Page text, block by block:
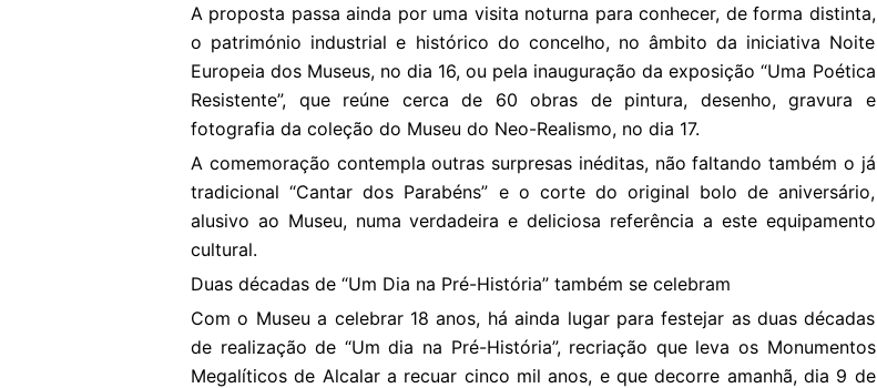
A proposta passa ainda por uma visita noturna para conhecer, de forma distinta,
o património industrial e histórico do concelho, no âmbito da iniciativa Noite
Europeia dos Museus, no dia 16, ou pela inauguração da exposição “Uma Poética
Resistente”, que reúne cerca de 60 obras de pintura, desenho, gravura e
fotografia da coleção do Museu do Neo-Realismo, no dia 17.
A comemoração contempla outras surpresas inéditas, não faltando também o já
tradicional “Cantar dos Parabéns” e o corte do original bolo de aniversário,
alusivo ao Museu, numa verdadeira e deliciosa referência a este equipamento
cultural.
Duas décadas de “Um Dia na Pré-História” também se celebram
Com o Museu a celebrar 18 anos, há ainda lugar para festejar as duas décadas
de realização de “Um dia na Pré-História”, recriação que leva os Monumentos
Megalíticos de Alcalar a recuar cinco mil anos, e que decorre amanhã, dia 9 de